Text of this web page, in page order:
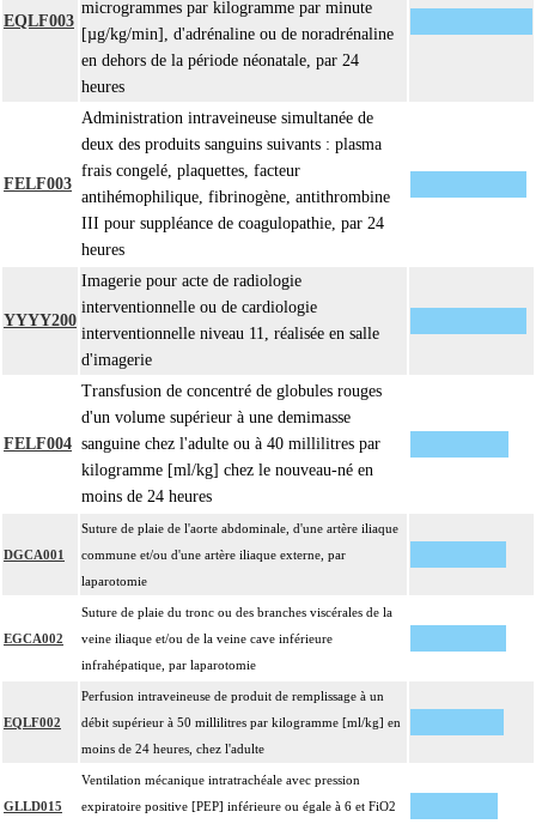
EQLF003
microgrammes par kilogramme par minute
[µg/kg/min], d'adrénaline ou de noradrénaline
en dehors de la période néonatale, par 24
heures
FELF003
Administration intraveineuse simultanée de
deux des produits sanguins suivants : plasma
frais congelé, plaquettes, facteur
antihémophilique, fibrinogène, antithrombine
III pour suppléance de coagulopathie, par 24
heures
YYYY200
Imagerie pour acte de radiologie
interventionnelle ou de cardiologie
interventionnelle niveau 11, réalisée en salle
d'imagerie
FELF004
Transfusion de concentré de globules rouges
d'un volume supérieur à une demimasse
sanguine chez l'adulte ou à 40 millilitres par
kilogramme [ml/kg] chez le nouveau-né en
moins de 24 heures
DGCA001
Suture de plaie de l'aorte abdominale, d'une artère iliaque
commune et/ou d'une artère iliaque externe, par
laparotomie
EGCA002
Suture de plaie du tronc ou des branches viscérales de la
veine iliaque et/ou de la veine cave inférieure
infrahépatique, par laparotomie
EQLF002
Perfusion intraveineuse de produit de remplissage à un
débit supérieur à 50 millilitres par kilogramme [ml/kg] en
moins de 24 heures, chez l'adulte
GLLD015
Ventilation mécanique intratrachéale avec pression
expiratoire positive [PEP] inférieure ou égale à 6 et FiO2